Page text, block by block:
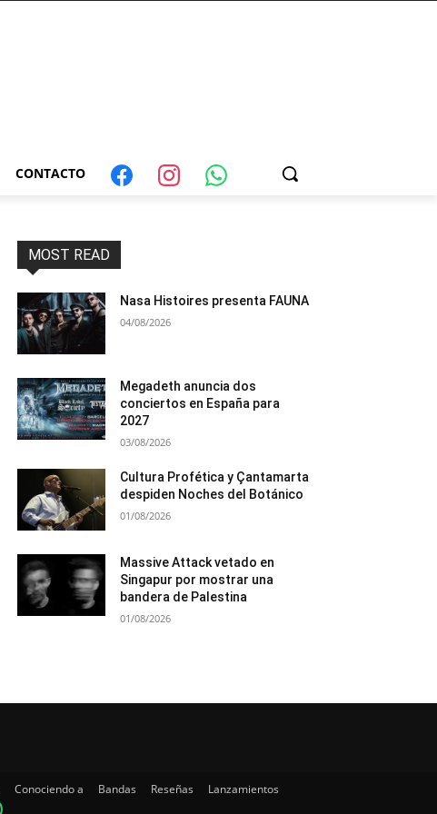
CONTACTO
MOST READ
Nasa Histoires presenta FAUNA
04/08/2026
Megadeth anuncia dos
conciertos en España para
2027
03/08/2026
Cultura Profética y Çantamarta
despiden Noches del Botánico
01/08/2026
Massive Attack vetado en
Singapur por mostrar una
bandera de Palestina
01/08/2026
Conociendo a Bandas Reseñas
Lanzamientos